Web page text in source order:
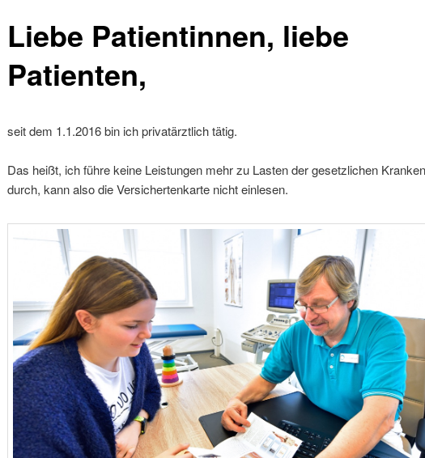
Liebe Patientinnen, liebe
Patienten,
seit dem 1.1.2016 bin ich privatärztlich tätig.
Das heißt, ich führe keine Leistungen mehr zu Lasten der gesetzlichen
durch, kann also die Versichertenkarte nicht einlesen.